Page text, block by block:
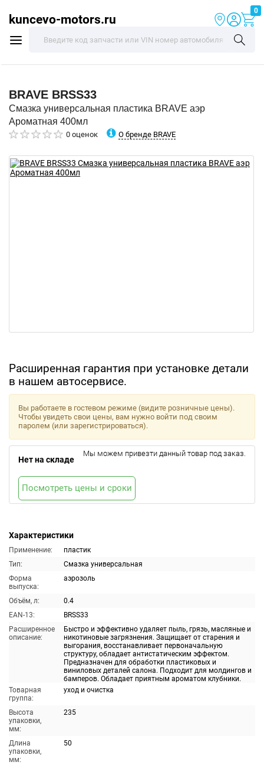
kuncevo-motors.ru
0
BRAVE BRSS33
Смазка универсальная пластика BRAVE аэр
Ароматная 400мл
0 оценок О бренде BRAVE
Расширенная гарантия при установке детали
в нашем автосервисе.
Характеристики
Применение:
пластик
Тип:
Смазка универсальная
Форма
выпуска:
аэрозоль
Объём, л:
0.4
EAN-13:
BRSS33
Расширенное
описание:
Быстро и эффективно удаляет пыль, грязь, масляные и
никотиновые загрязнения. Защищает от старения и
выгорания, восстанавливает первоначальную
структуру, обладает антистатическим эффектом.
Предназначен для обработки пластиковых и
виниловых деталей салона. Подходит для молдингов и
бамперов. Обладает приятным ароматом клубники.
Товарная
группа:
уход и очистка
Высота
упаковки,
мм:
235
Длина
упаковки,
мм:
50
Вы работаете в гостевом режиме (видите розничные цены).
Чтобы увидеть свои цены, вам нужно войти под своим
паролем (или зарегистрироваться).
Нет на складе
Мы можем привезти данный товар под заказ.
Посмотреть цены и сроки